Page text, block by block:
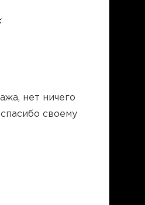
нет ничего
своему